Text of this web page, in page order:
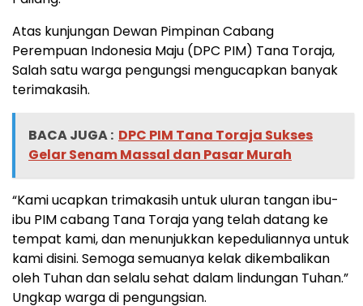
Atas kunjungan Dewan Pimpinan Cabang
Perempuan Indonesia Maju (DPC PIM) Tana Toraja,
Salah satu warga pengungsi mengucapkan banyak
terimakasih.
BACA JUGA : DPC PIM Tana Toraja Sukses
Gelar Senam Massal dan Pasar Murah
“Kami ucapkan trimakasih untuk uluran tangan ibu-
ibu PIM cabang Tana Toraja yang telah datang ke
tempat kami, dan menunjukkan kepeduliannya untuk
kami disini. Semoga semuanya kelak dikembalikan
oleh Tuhan dan selalu sehat dalam lindungan Tuhan.”
Ungkap warga di pengungsian.